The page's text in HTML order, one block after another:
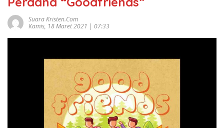
Suara Kristen.com
Kamis, 18 Maret 2021 | 07:33